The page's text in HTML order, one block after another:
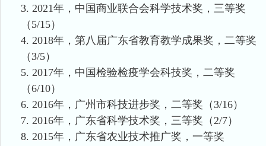
3. 2021年 ，中国商业联合会科学技术奖，三等奖
（ 5/15）
4. 2018年，第八届广东省教育教学成果奖，二等奖
（3/5）
5. 2017年，中国检验检疫学会科技奖，二等奖
（6/10）
6. 2016年，广州市科技进步奖，二等奖（3/16）
7. 2016年，广东省科学技术奖，三等奖（2/7）
8. 2015年，广东省农业技术推广奖，一等奖